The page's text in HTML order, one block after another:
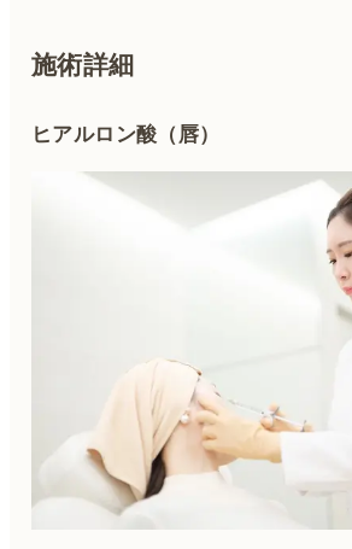
施術詳細
ヒアルロン酸（唇）